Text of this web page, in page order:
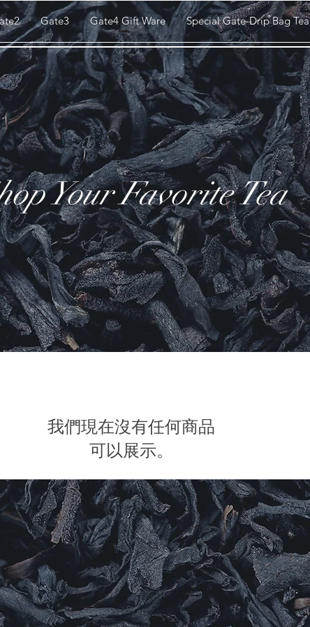
Gate3 Gate4 Gift Ware Special Gate-Drip Bag Tea
Your Favorite Tea
我們現在沒有任何商品
可以展示。